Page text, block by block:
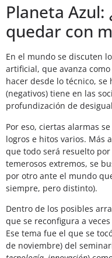
Planeta Azul:
quedar con
En el mundo se discuten
artificial, que avanza
hacer desde lo técnico, se
(negativos) tiene en las
profundización de
Por eso, ciertas alarmas
logros e hitos varios. Más
que todo será resuelto
temerosos extremos, se
por otro ante el mundo
siempre, pero distinto).
Dentro de los posibles
que se reconfigura a
Ese tema fue el que se
de noviembre) del